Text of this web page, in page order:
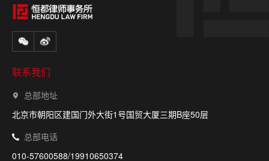
联系我们
总部地址
北京市朝阳区建国门外大街1号国贸大厦三期B座50层
总部电话
010-57600588/19910650374